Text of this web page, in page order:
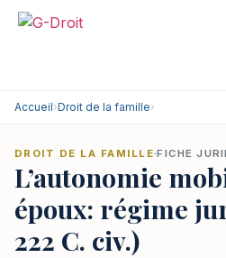
Accueil›Droit de la famille›
DROIT DE LA FAMILLE FICHE
L’autonomie
époux: régime
222 C. civ.)